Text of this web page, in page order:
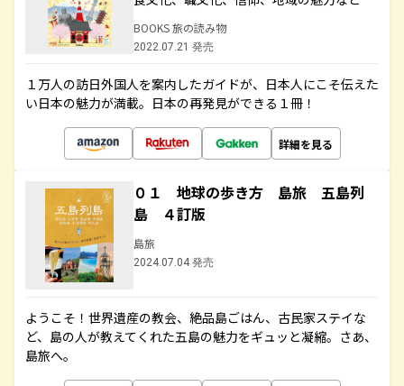
BOOKS 旅の読み物
2022.07.21 発売
１万人の訪日外国人を案内したガイドが、日本人にこそ伝えた
い日本の魅力が満載。日本の再発見ができる１冊！
詳細を見る
０１ 地球の歩き方 島旅 五島列
島 ４訂版
島旅
2024.07.04 発売
ようこそ！世界遺産の教会、絶品島ごはん、古民家ステイな
ど、島の人が教えてくれた五島の魅力をギュッと凝縮。さあ、
島旅へ。